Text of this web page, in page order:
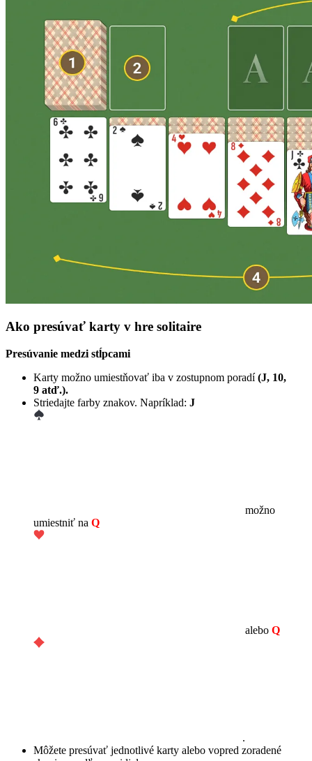
Ako presúvať karty v hre solitaire
Presúvanie medzi stĺpcami
Karty možno umiestňovať iba v zostupnom poradí(J, 10,
9 atď.).
Striedajte farby znakov. Napríklad: J
možno
umiestniť na Q
alebo Q
.
Môžete presúvať jednotlivé karty alebo vopred zoradené